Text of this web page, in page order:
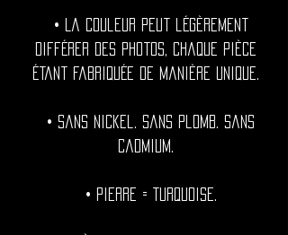
• La couleur peut légèrement
différer des photos, chaque pièce
étant fabriquée de manière unique.
• Sans nickel. Sans plomb. Sans
cadmium.
• Pierre = Turquoise.